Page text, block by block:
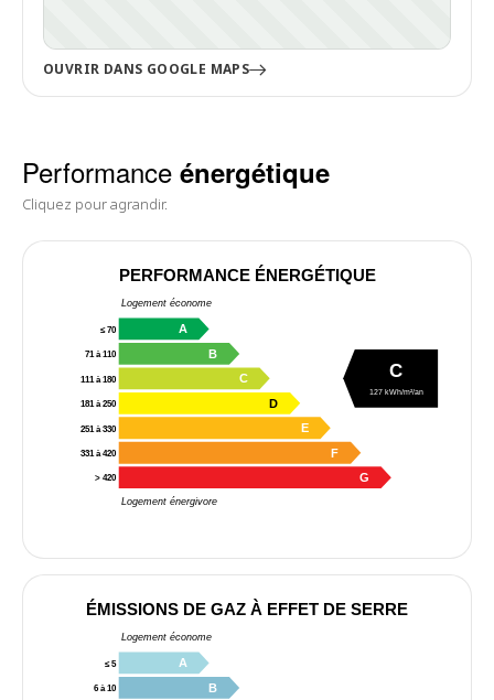
OUVRIR DANS GOOGLE MAPS
Performance énergétique
Cliquez pour agrandir.
PERFORMANCE ÉNERGÉTIQUE
Logement économe
Logement énergivore
≤ 70 A
71 à 110 B
111 à 180 C
181 à 250 D
251 à 330 E
331 à 420 F
> 420 G
C
127 kWh/m²/an
ÉMISSIONS DE GAZ À EFFET DE SERRE
Logement économe
≤ 5 A
6 à 10 B